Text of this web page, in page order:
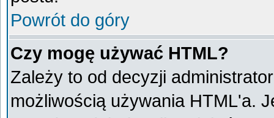
Powrót do góry
Czy mogę używać HTML?
Zależy to od decyzji
możliwością używania HTML'a.